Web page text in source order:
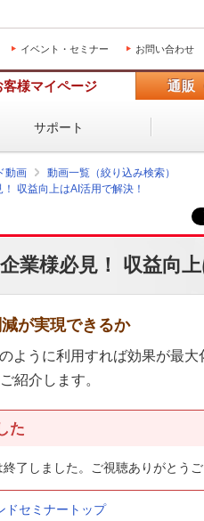
イベント・セミナー お問い合わせ
客様マイページ 通販
サポート
動画
動画一覧（絞り込み検索）
収益向上はAI活用で解決！
業様必見！ 収益向
が実現できるか
ように利用すれば効果が最
紹介します。
た
了しました。ご視聴ありがとうご
ドセミナートップ